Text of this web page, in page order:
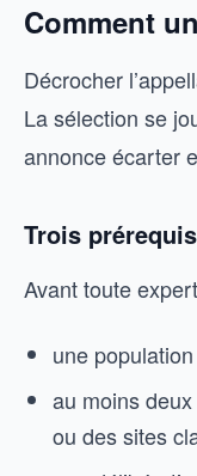
Comment
Décrocher
La sélection se
annonce écarter
Trois
Avant toute
une
au moins
ou des sites